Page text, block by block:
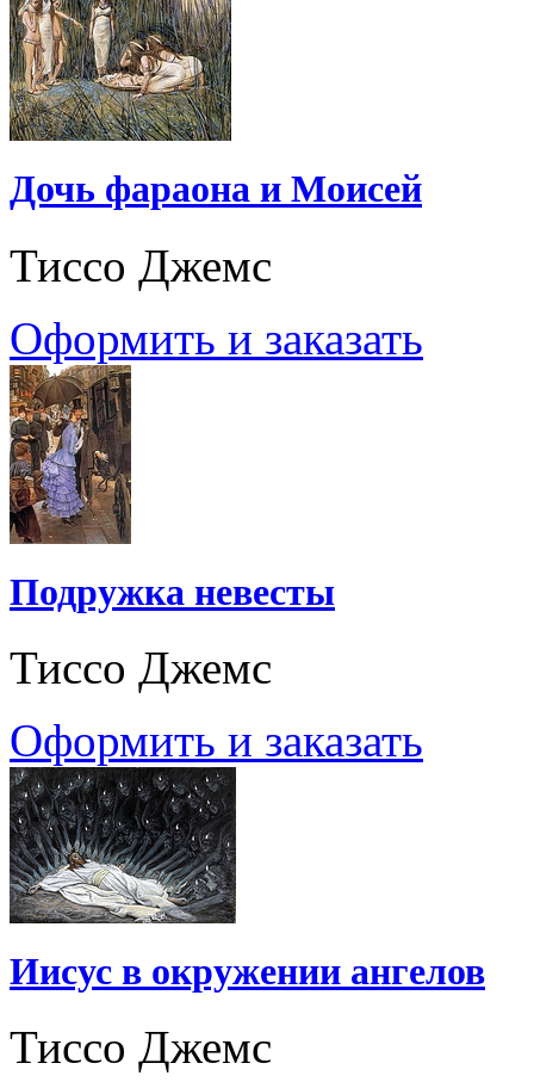
Дочь фараона и Моисей
Тиссо Джемс
Оформить и заказать
Подружка невесты
Тиссо Джемс
Оформить и заказать
Иисус в окружении ангелов
Тиссо Джемс